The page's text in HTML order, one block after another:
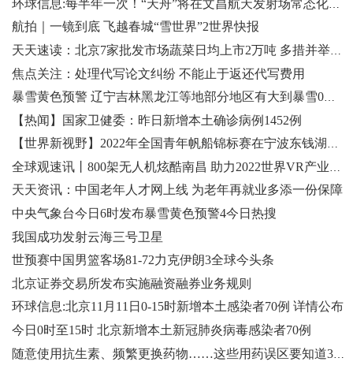
航拍｜一镜到底 飞越春城“雪世界”2世界快报
焦点关注：处理代写论文纠纷 不能止于返还代写费用
暴雪黄色预警 辽宁吉林黑龙江等地部分地区有大到暴雪0天天播报
【热闻】国家卫健委：昨日新增本土确诊病例1452例
【世界新视野】2022年全国青年帆船锦标赛在宁波东钱湖开幕
天天资讯：中国老年人才网上线 为老年再就业多添一份保障
中央气象台今日6时发布暴雪黄色预警4今日热搜
我国成功发射云海三号卫星
世预赛中国男篮客场81-72力克伊朗3全球今头条
北京证券交易所发布实施融资融券业务规则
环球信息:北京11月11日0-15时新增本土感染者70例 详情公布
今日0时至15时 北京新增本土新冠肺炎病毒感染者70例